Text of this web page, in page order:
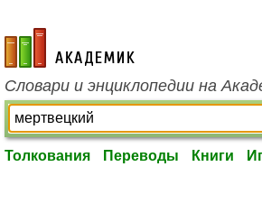
academic.ru
Словари и энциклопедии на
Толкования Переводы Книги